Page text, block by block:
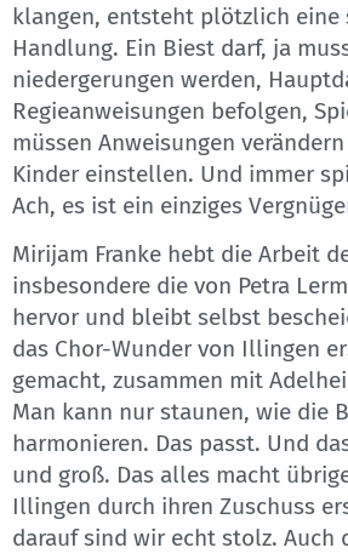
klangen, entsteht plötzlich eine
Handlung. Ein Biest darf, ja
niedergerungen werden,
Regieanweisungen befolgen,
müssen Anweisungen
Kinder einstellen. Und immer
Ach, es ist ein einziges
Mirijam Franke hebt die Arbeit
insbesondere die von Petra
hervor und bleibt selbst
das Chor-Wunder von Illingen
gemacht, zusammen mit
Man kann nur staunen, wie die
harmonieren. Das passt. Und
und groß. Das alles macht
Illingen durch ihren Zuschuss
darauf sind wir echt stolz. Auch